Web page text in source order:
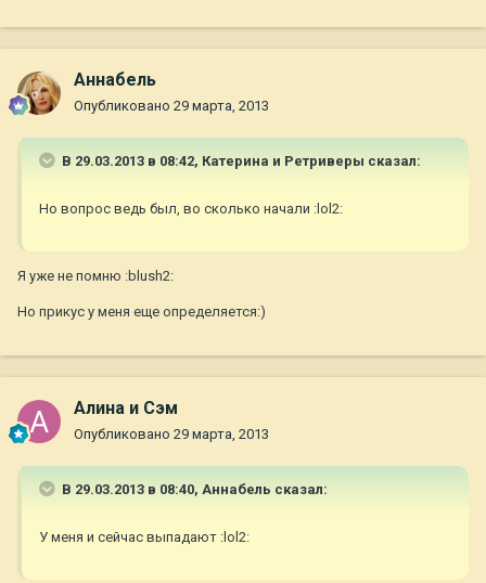
Aннaбель
Опубликовано 29 марта, 2013
В 29.03.2013 в 08:42, Катерина и Ретриверы сказал:
Но вопрос ведь был, во сколько начали :lol2:
Я уже не помню :blush2:
Но прикус у меня еще определяется:)
Алина и Сэм
Опубликовано 29 марта, 2013
В 29.03.2013 в 08:40, Aннaбель сказал:
У меня и сейчас выпадают :lol2: